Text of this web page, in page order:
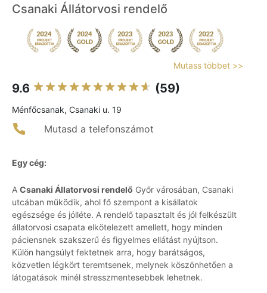
Csanaki Állátorvosi rendelő
Mutass többet >>
9.6 (59)
Ménfőcsanak, Csanaki u. 19
Mutasd a telefonszámot
Egy cég:
A Csanaki Állatorvosi rendelő Győr városában, Csanaki
utcában működik, ahol fő szempont a kisállatok
egészsége és jólléte. A rendelő tapasztalt és jól felkészült
állatorvosi csapata elkötelezett amellett, hogy minden
páciensnek szakszerű és figyelmes ellátást nyújtson.
Külön hangsúlyt fektetnek arra, hogy barátságos,
közvetlen légkört teremtsenek, melynek köszönhetően a
látogatások minél stresszmentesebbek lehetnek.